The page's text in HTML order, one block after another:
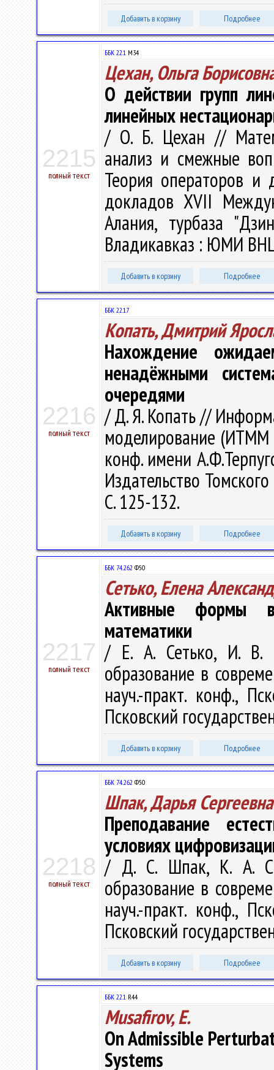
Добавить в корзину Подробнее
2215
полный текст
ББК 22.1 М34
Цехан, Ольга
О действии групп
линейных
/ О. Б. Цехан //
анализ и смежные
Теория операторов и
докладов XVII
Алания, турбаза
Владикавказ : ЮМИ
Добавить в корзину Подробнее
2216
полный текст
ББК 22.17
Копать, Дмитрий
Нахождение
ненадёжными
очередями
/ Д. Я. Копать //
моделирование (ИТММ
конф. имени
Издательство
С. 125-132.
Добавить в корзину Подробнее
2217
полный текст
ББК 74..262 Ф50
Сетько, Елена
Активные формы
математики
/ Е. А. Сетько, И. В.
образование в
науч.-практ. конф.,
Псковский
Добавить в корзину Подробнее
2218
полный текст
ББК 74..262 Ф50
Шпак, Дарья Сергеевна
Преподавание
условиях
/ Д. С. Шпак, К. А.
образование в
науч.-практ. конф.,
Псковский
Добавить в корзину Подробнее
ББК 22.1 R44
Musafirov, E.
On Admissible
Systems